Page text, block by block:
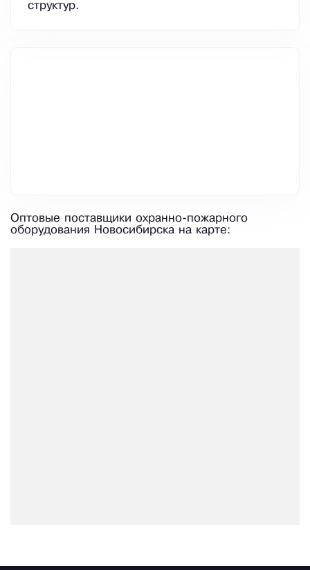
структур.
Оптовые поставщики охранно-пожарного
оборудования Новосибирска на карте: